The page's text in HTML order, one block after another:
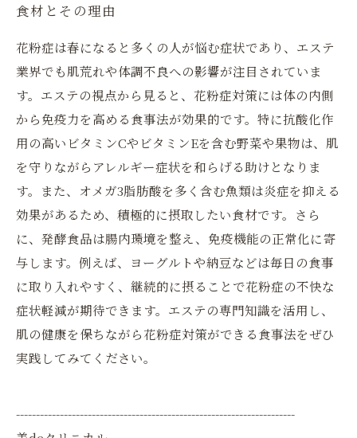
食材とその理由
花粉症は春になると多くの人が悩む症状であり、エステ
業界でも肌荒れや体調不良への影響が注目されていま
す。エステの視点から見ると、花粉症対策には体の内側
から免疫力を高める食事法が効果的です。特に抗酸化作
用の高いビタミンCやビタミンEを含む野菜や果物は、肌
を守りながらアレルギー症状を和らげる助けとなりま
す。また、オメガ3脂肪酸を多く含む魚類は炎症を抑える
効果があるため、積極的に摂取したい食材です。さら
に、発酵食品は腸内環境を整え、免疫機能の正常化に寄
与します。例えば、ヨーグルトや納豆などは毎日の食事
に取り入れやすく、継続的に摂ることで花粉症の不快な
症状軽減が期待できます。エステの専門知識を活用し、
肌の健康を保ちながら花粉症対策ができる食事法をぜひ
実践してみてください。
----------------------------------------------------------------------